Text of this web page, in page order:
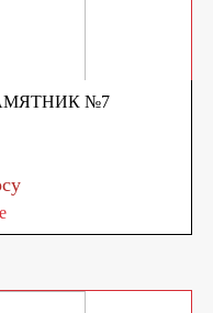
№7